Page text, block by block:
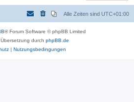
Alle Zeiten sind UTC+01:00
® Forum Software © phpBB Limited
durch phpBB.de
| Nutzungsbedingungen